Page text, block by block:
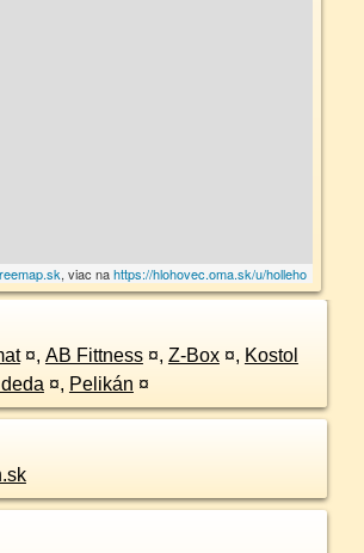
, viac nahttps://hlohovec.oma.sk/u/holleho
¤, AB Fittness ¤, Z-Box ¤, Kostol
¤, Pelikán ¤